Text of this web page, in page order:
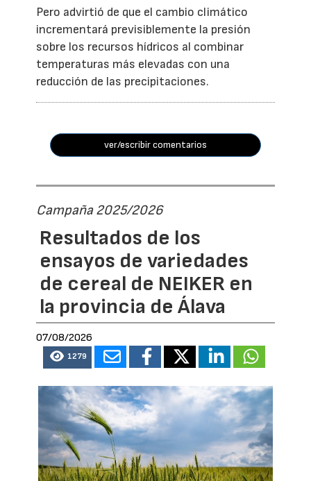
Pero advirtió de que el cambio climático
incrementará previsiblemente la presión
sobre los recursos hídricos al combinar
temperaturas más elevadas con una
reducción de las precipitaciones.
ver/escribir comentarios
Campaña 2025/2026
Resultados de los
ensayos de variedades
de cereal de NEIKER en
la provincia de Álava
07/08/2026
1279